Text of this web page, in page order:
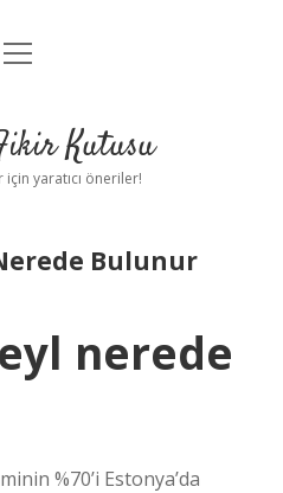
Uyarı
menüyü
Kutusu
yaratıcı öneriler!
Bulunur
nerede
%70’i Estonya’da